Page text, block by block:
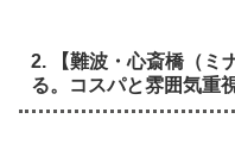
2. 【難波・心斎橋（ミ
る。コスパと雰囲気重